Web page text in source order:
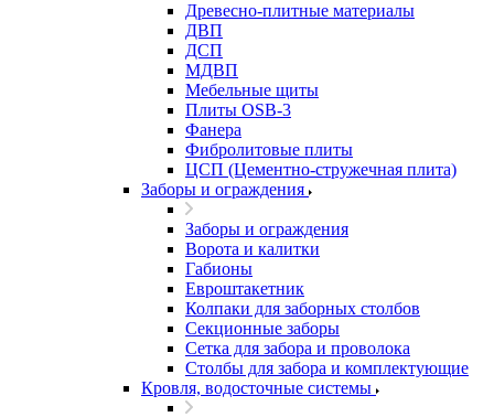
Древесно-плитные материалы
ДВП
ДСП
МДВП
Мебельные щиты
Плиты OSB-3
Фанера
Фибролитовые плиты
ЦСП (Цементно-стружечная плита)
Заборы и ограждения
Заборы и ограждения
Ворота и калитки
Габионы
Евроштакетник
Колпаки для заборных столбов
Секционные заборы
Сетка для забора и проволока
Столбы для забора и комплектующие
Кровля, водосточные системы